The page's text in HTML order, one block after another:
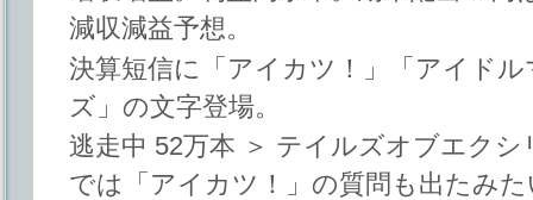
減収減益予想。
決算短信に「アイカツ！」「アイド
ズ」の文字登場。
逃走中 52万本 ＞ テイルズオブエクシ
では「アイカツ！」の質問も出たみた